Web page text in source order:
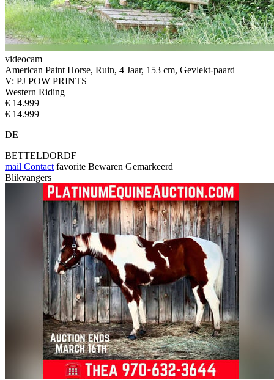
videocam
American Paint Horse, Ruin, 4 Jaar, 153 cm, Gevlekt-paard
V: PJ POW PRINTS
Western Riding
€ 14.999
€ 14.999
DE
BETTELDORDF
mail Contact favorite Bewaren Gemarkeerd
Blikvangers